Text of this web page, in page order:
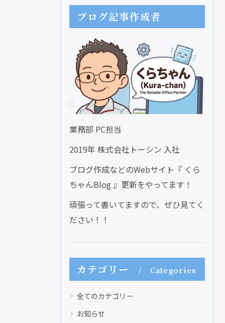
ブログ記事作成者
業務部 PC担当
2019年 株式会社トーシン 入社
ブログ作成などのWebサイト『 くら
ちゃんBlog 』更新をやってます！
頑張って書いてますので、ぜひ見てく
ださい！！
カテゴリー Categories
全てのカテゴリー
お知らせ